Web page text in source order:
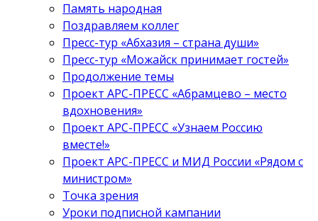
Память народная
Поздравляем коллег
Пресс-тур «Абхазия – страна души»
Пресс-тур «Можайск принимает гостей»
Продолжение темы
Проект АРС-ПРЕСС «Абрамцево – место
вдохновения»
Проект АРС-ПРЕСС «Узнаем Россию
вместе!»
Проект АРС-ПРЕСС и МИД России «Рядом с
министром»
Точка зрения
Уроки подписной кампании